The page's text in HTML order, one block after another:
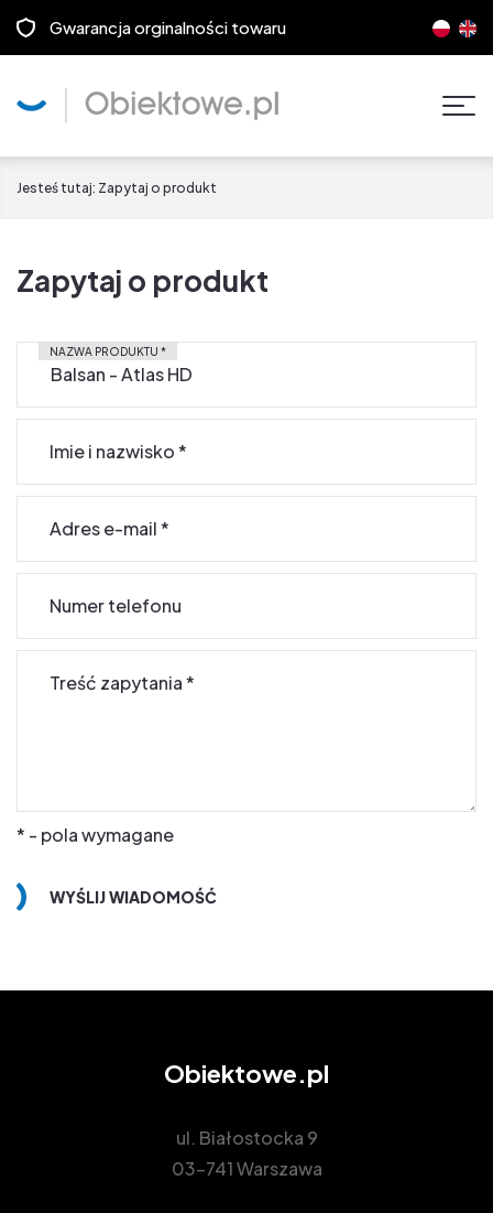
Gwarancja orginalności towaru
Jesteś tutaj: Zapytaj o produkt
Zapytaj o produkt
NAZWA PRODUKTU *
Imie i nazwisko*
Adres e-mail*
Numer telefonu
Treść zapytania*
* - pola wymagane
WYŚLIJ WIADOMOŚĆ
Obiektowe.pl
ul. Białostocka 9
03-741 Warszawa